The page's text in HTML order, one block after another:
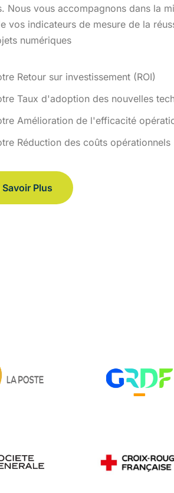
Nous vous accompagnons dans la
vos indicateurs de mesure de la
numériques
Retour sur investissement (ROI)
Taux d'adoption des nouvelles
Amélioration de l'efficacité
Réduction des coûts opérationnels
Savoir Plus